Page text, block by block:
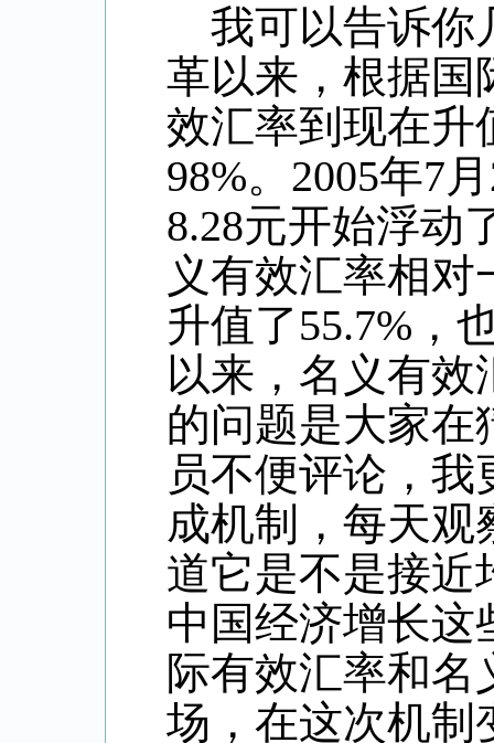
我可以告诉你
革以来，根据国
效汇率到现在升
98%。 2005年7月
8.28元开始浮动
义有效汇率相
升值了55.7% ，
以来，名义有效
的问题是大家在
员不便评论，
成机制，每天观
道它是不是接近
中国经济增长这
际有效汇率和
场，在这次机制